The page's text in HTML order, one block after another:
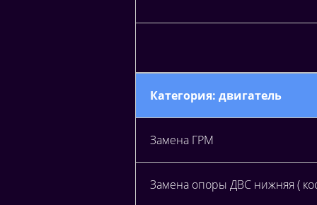
Категория: двигатель
Замена ГРМ
Замена опоры ДВС нижняя (